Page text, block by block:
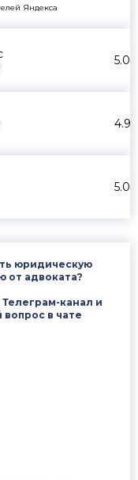
Яндекса
5.0
4.9
5.0
юридическую
от адвоката?
канал и
вопрос в чате